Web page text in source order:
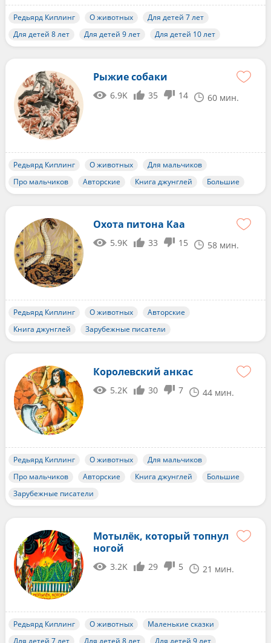
Редьярд Киплинг О животных
Для детей 7 лет
Для детей 8 лет
Для детей 9 лет Для детей 10 лет
Рыжие собаки
6.9K 35 14 60 мин.
Редьярд Киплинг О животных
Для мальчиков
Про мальчиков
Авторские Книга джунглей Большие
Охота питона Каа
5.9K 33 15 58 мин.
Редьярд Киплинг О животных
Авторские
Книга джунглей
Зарубежные писатели
Королевский анкас
5.2K 30 7 44 мин.
Редьярд Киплинг О животных
Для мальчиков
Про мальчиков
Авторские Книга джунглей
Большие
Зарубежные писатели
Мотылёк, который топнул
ногой
3.2K 29 5 21 мин.
Редьярд Киплинг О животных
Маленькие сказки
Для детей 7 лет
Для детей 8 лет
Для детей 9 лет